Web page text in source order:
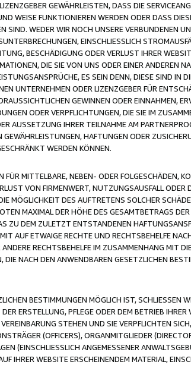
GEWÄHRLEISTEN, DASS DIE
WEISE FUNKTIONIEREN WERDEN ODER DASS
SIND. WEDER WIR NOCH UNSERE VERBUNDENEN
EINSCHLIESSLICH
BESCHÄDIGUNG ODER VERLUST IHRER
DIE SIE VON UNS ODER EINER ANDEREN
ES SEIN DENN, DIESE SIND IN
UNTERNEHMEN ODER LIZENZGEBER FÜR
GEWINNEN ODER EINNAHMEN,
ODER VERPFLICHTUNGEN, DIE SIE IM
AUSSETZUNG IHRER TEILNAHME AM
HAFTUNGEN ODER
WERDEN KÖNNEN.
MITTELBARE, NEBEN- ODER FOLGESCHÄDEN,
VON FIRMENWERT, NUTZUNGSAUSFALL ODER
MÖGLICHKEIT DES AUFTRETENS SOLCHER
MAXIMAL DER HÖHE DES GESAMTBETRAGS
DEM ZULETZT ENTSTANDENEN
AUF ETWAIGE RECHTE UND RECHTSBEHELFE
RECHTSBEHELFE IM ZUSAMMENHANG MIT
NACH DEN ANWENDBAREN GESETZLICHEN
BESTIMMUNGEN MÖGLICH IST, SCHLIESSEN
ERSTELLUNG, PFLEGE ODER DEM BETRIEB IHRER
STEHEN UND SIE VERPFLICHTEN
(OFFICERS), ORGANMITGLIEDER
(EINSCHLIESSLICH ANGEMESSENER
IHRER WEBSITE ERSCHEINENDEM MATERIAL,